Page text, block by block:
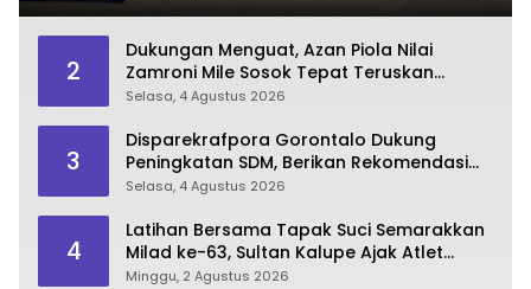
2
Dukungan Menguat, Azan Piola Nilai
Zamroni Mile Sosok Tepat Teruskan
Pembangunan Bone Bolango
Selasa, 4 Agustus 2026
3
Disparekrafpora Gorontalo Dukung
Peningkatan SDM, Berikan Rekomendasi
Studi S3 bagi Pegawai
Selasa, 4 Agustus 2026
4
Latihan Bersama Tapak Suci Semarakkan
Milad ke-63, Sultan Kalupe Ajak Atlet
Lestarikan Budaya Bela Diri
Minggu, 2 Agustus 2026